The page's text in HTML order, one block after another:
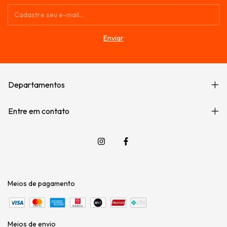
Departamentos
Entre em contato
Meios de pagamento
Meios de envio